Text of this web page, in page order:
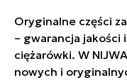
Oryginalne części
– gwarancja jakości
ciężarówki. W
nowych i